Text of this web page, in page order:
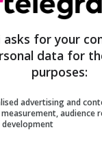
asks for your
data for
purposes:
advertising and
audience
development